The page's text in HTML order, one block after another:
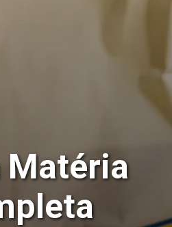
Matéria